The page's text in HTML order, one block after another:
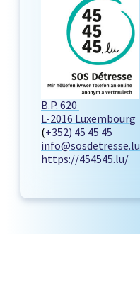
B.P. 620
L-2016 Luxembourg
(+352) 45 45 45
info@sosdetresse.lu
https://454545.lu/